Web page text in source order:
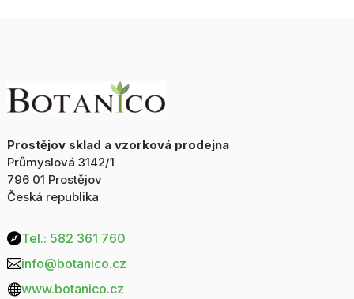
Prostějov sklad a vzorková prodejna
Průmyslová 3142/1
796 01 Prostějov
Česká republika
Tel.: 582 361 760
info@botanico.cz
www.botanico.cz